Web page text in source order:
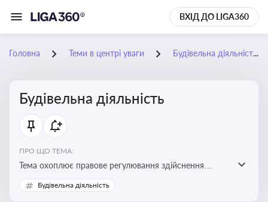
ВХІД ДО LIGA360
Головна Теми в центрі уваги Будівельна діяльність
Будівельна діяльність
ПРО ЩО ТЕМА:
Тема охоплює правове регулювання здійснення
будівельної діяльності, порядок отримання
дозвільних документів та проходження державного
Будівельна діяльність